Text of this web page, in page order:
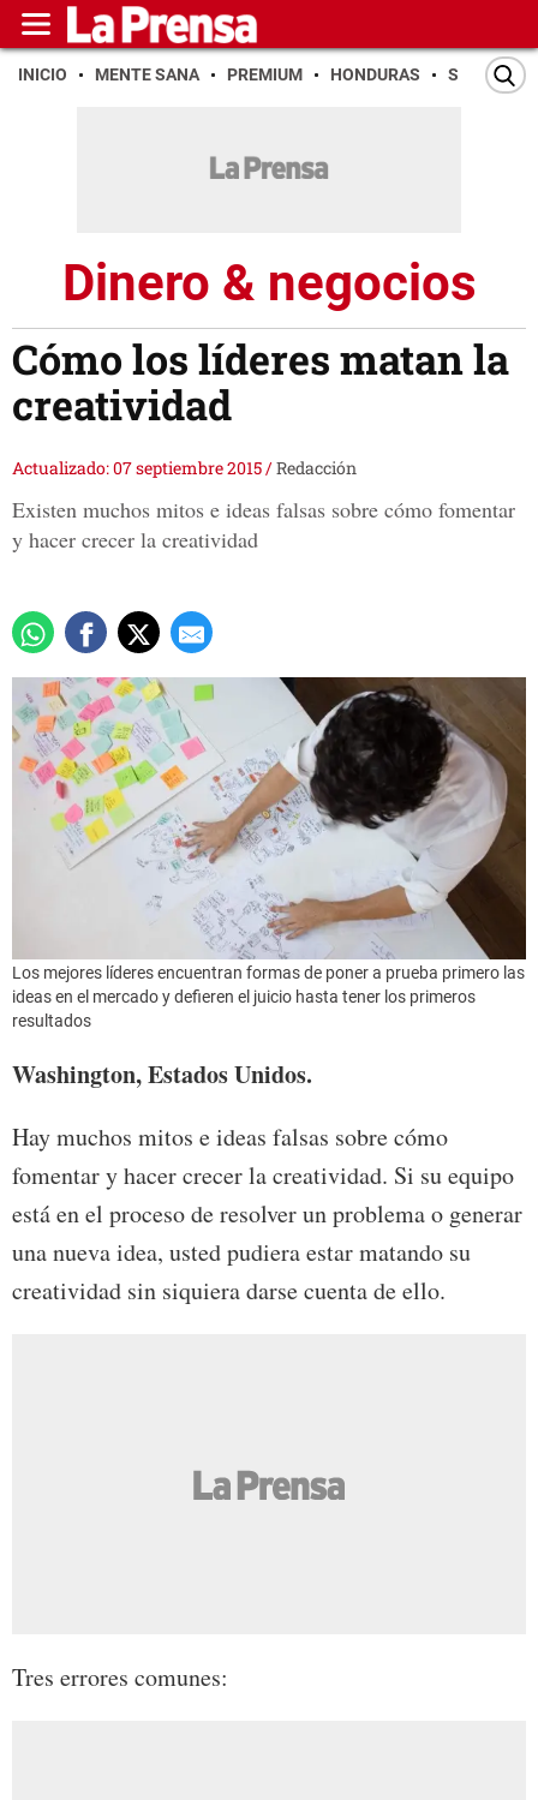
INICIO MENTE SANA PREMIUM HONDURAS SAN PEDRO
Dinero & negocios
Cómo los líderes matan la
creatividad
Actualizado: 07 septiembre 2015/Redacción
Existen muchos mitos e ideas falsas sobre cómo fomentar
y hacer crecer la creatividad
Los mejores líderes encuentran formas de poner a prueba primero las
ideas en el mercado y defieren el juicio hasta tener los primeros
resultados
Washington, Estados Unidos.
Hay muchos mitos e ideas falsas sobre cómo
fomentar y hacer crecer la creatividad. Si su equipo
está en el proceso de resolver un problema o generar
una nueva idea, usted pudiera estar matando su
creatividad sin siquiera darse cuenta de ello.
Tres errores comunes: